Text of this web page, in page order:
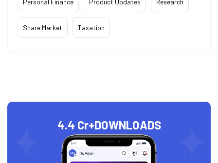
Personal Finance Product Updates Research
Share Market Taxation
4.4 Cr+DOWNLOADS